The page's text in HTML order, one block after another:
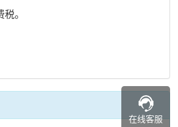
。
在线客服